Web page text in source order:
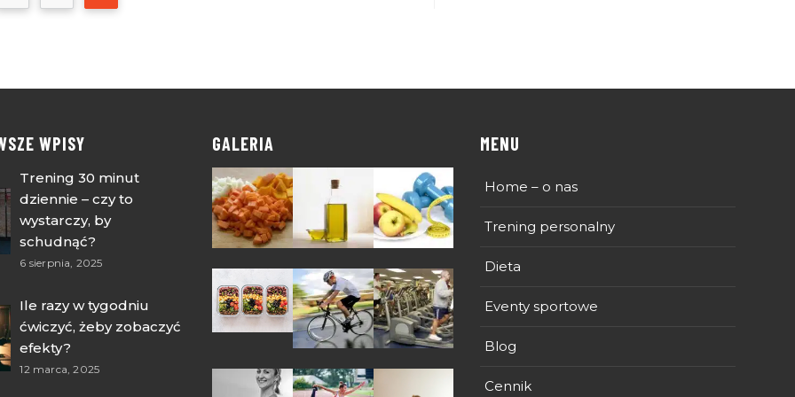
WPISY
Trening 30 minut
dziennie – czy to
wystarczy, by
schudnąć?
6 sierpnia, 2025
Ile razy w tygodniu
ćwiczyć, żeby zobaczyć
efekty?
12 marca, 2025
GALERIA MENU
Home – o nas
Trening personalny
Dieta
Eventy sportowe
Blog
Cennik